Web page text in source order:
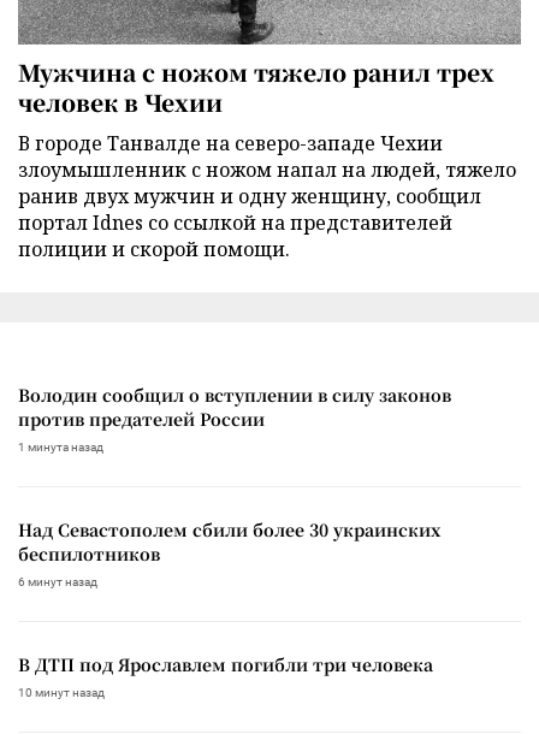
Мужчина с ножом тяжело ранил трех
человек в Чехии
В городе Танвалде на северо-западе Чехии
злоумышленник с ножом напал на людей, тяжело
ранив двух мужчин и одну женщину, сообщил
портал Idnes со ссылкой на представителей
полиции и скорой помощи.
Володин сообщил о вступлении в силу законов
против предателей России
1 минута назад
Над Севастополем сбили более 30 украинских
беспилотников
6 минут назад
В ДТП под Ярославлем погибли три человека
10 минут назад